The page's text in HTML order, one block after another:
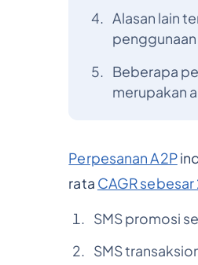
Alasan lain
Beberapa
merupakan
Perpesanan A2P
rata CAGR sebesar
SMS promosi
SMS